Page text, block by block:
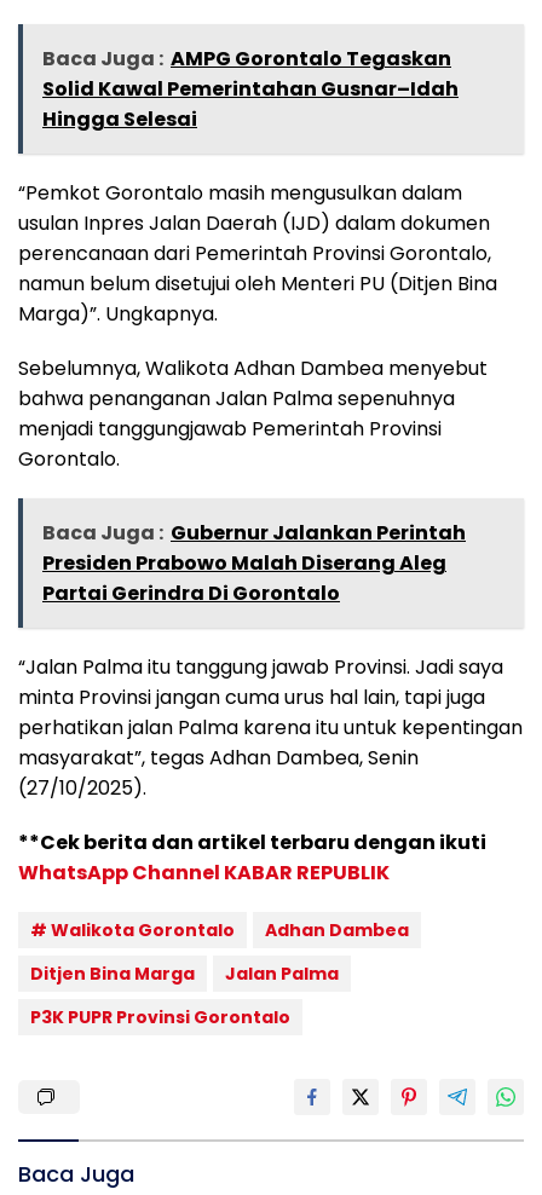
Baca Juga : AMPG Gorontalo Tegaskan
Solid Kawal Pemerintahan Gusnar–Idah
Hingga Selesai
“Pemkot Gorontalo masih mengusulkan dalam
usulan Inpres Jalan Daerah (IJD) dalam dokumen
perencanaan dari Pemerintah Provinsi Gorontalo,
namun belum disetujui oleh Menteri PU (Ditjen Bina
Marga)”. Ungkapnya.
Sebelumnya, Walikota Adhan Dambea menyebut
bahwa penanganan Jalan Palma sepenuhnya
menjadi tanggungjawab Pemerintah Provinsi
Gorontalo.
Baca Juga : Gubernur Jalankan Perintah
Presiden Prabowo Malah Diserang Aleg
Partai Gerindra Di Gorontalo
“Jalan Palma itu tanggung jawab Provinsi. Jadi saya
minta Provinsi jangan cuma urus hal lain, tapi juga
perhatikan jalan Palma karena itu untuk kepentingan
masyarakat”, tegas Adhan Dambea, Senin
(27/10/2025).
**Cek berita dan artikel terbaru dengan ikuti
WhatsApp Channel KABAR REPUBLIK
# Walikota Gorontalo
Adhan Dambea
Ditjen Bina Marga
Jalan Palma
P3K PUPR Provinsi Gorontalo
Baca Juga